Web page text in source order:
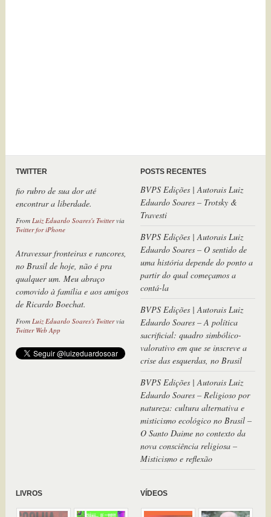
TWITTER
encontrar a liberdade.
FromLuiz Eduardo Soares's Twitter
Twitter for iPhone
Atravessar fronteiras e rancores,
qualquer um. Meu abraço
comovido à família e aos amigos
de Ricardo Boechat.
FromLuiz Eduardo Soares's Twittervia
Twitter Web App
POSTS RECENTES
BVPS Edições | Autorais Luiz
Eduardo Soares – Trotsky &
Travesti
BVPS Edições | Autorais Luiz
Eduardo Soares – O sentido de
uma história depende do ponto a
partir do qual começamos a
contá-la
BVPS Edições | Autorais Luiz
Eduardo Soares – A política
sacrificial: quadro simbólico-
valorativo em que se inscreve a
crise das esquerdas, no Brasil
BVPS Edições | Autorais Luiz
Eduardo Soares – Religioso por
natureza: cultura alternativa e
misticismo ecológico no Brasil –
O Santo Daime no contexto da
nova consciência religiosa –
Misticismo e reflexão
LIVROS VÍDEOS